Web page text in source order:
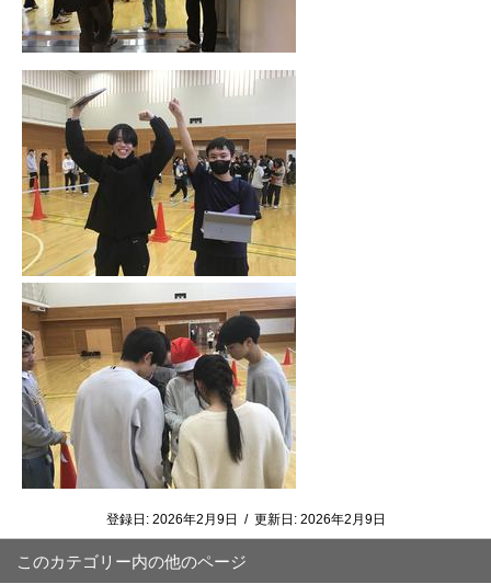
登録日: 2026年2月9日 / 更新日: 2026年2月9日
このカテゴリー内の他のページ